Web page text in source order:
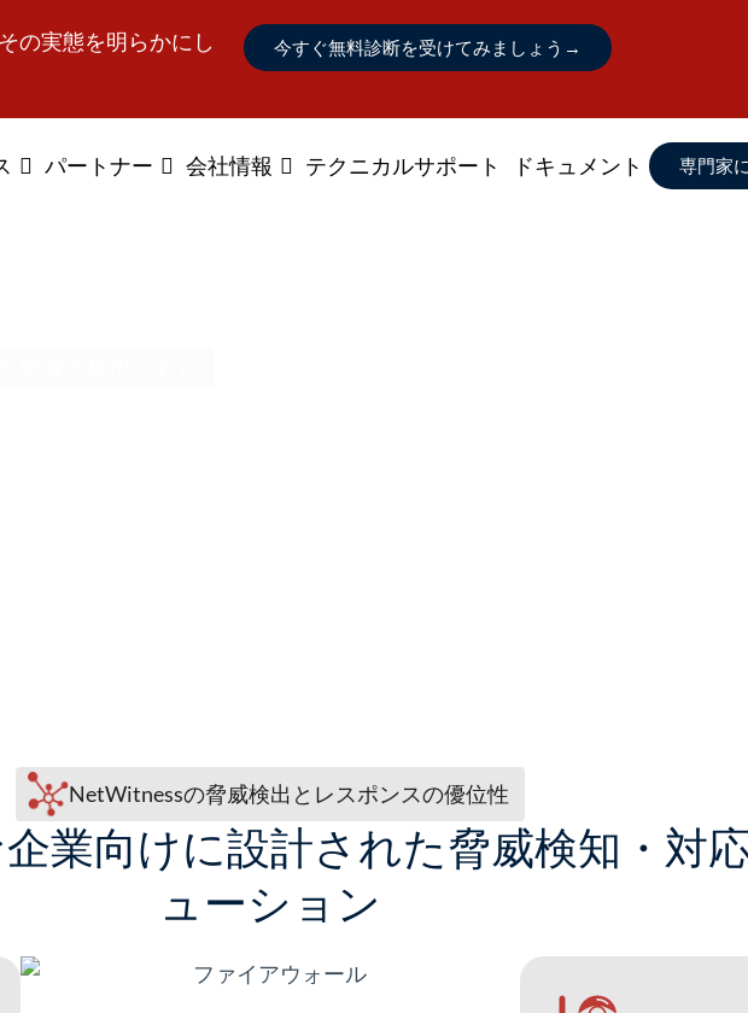
の実態を明らかにし 今すぐ無料診断を受けてみましょう →
パートナー 会社情報 テクニカルサポート ドキュメント 専門家に
NetWitnessの脅威検出とレスポンスの優位性
業向けに設計された脅威検知・対
ューション